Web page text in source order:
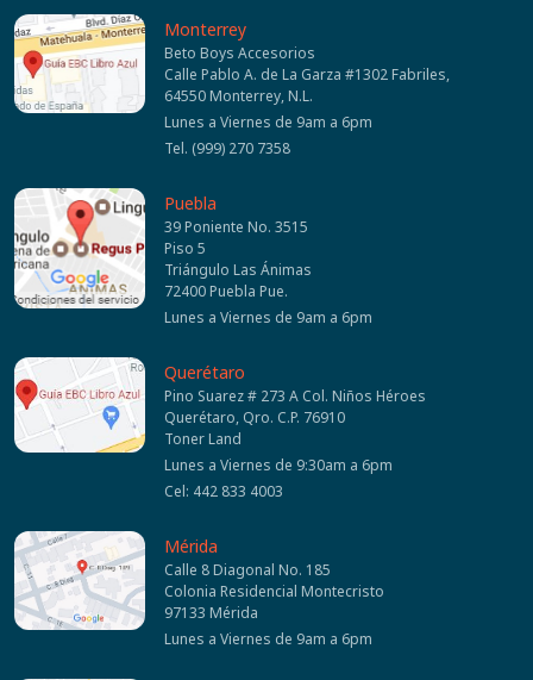
Monterrey
Beto Boys Accesorios
Calle Pablo A. de La Garza #1302 Fabriles,
64550 Monterrey, N.L.
Lunes a Viernes de 9am a 6pm
Tel. (999) 270 7358
Puebla
39 Poniente No. 3515
Piso 5
Triángulo Las Ánimas
72400 Puebla Pue.
Lunes a Viernes de 9am a 6pm
Querétaro
Pino Suarez # 273 A Col. Niños Héroes
Querétaro, Qro. C.P. 76910
Toner Land
Lunes a Viernes de 9:30am a 6pm
Cel: 442 833 4003
Mérida
Calle 8 Diagonal No. 185
Colonia Residencial Montecristo
97133 Mérida
Lunes a Viernes de 9am a 6pm